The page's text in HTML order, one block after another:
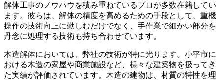
解体工事のノウハウを積み重ねているプロが多数在籍してい
ます。彼らは、解体の精度を高めるための手段として、重機
操作の技術向上に勤しむだけでなく、手作業で細かい部分を
丹念に処理する技術も持ち合わせています。
木造解体においては、弊社の技術が特に光ります。小平市に
おける木造の家屋や商業施設など、様々な建築物を扱ってき
た実績が評価されています。木造の建物は、材質の特性を理